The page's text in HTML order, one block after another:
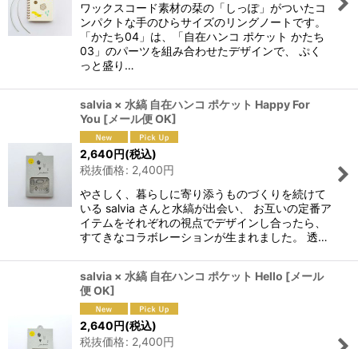
ワックスコード素材の栞の「しっぽ」がついたコ
ンパクトな手のひらサイズのリングノートです。
「かたち04」は、「自在ハンコ ポケット かたち
03」のパーツを組み合わせたデザインで、 ぷく
っと盛り…
salvia × 水縞 自在ハンコ ポケット Happy For
You [メール便 OK]
2,640円(税込)
税抜価格: 2,400円
やさしく、暮らしに寄り添うものづくりを続けて
いる salvia さんと水縞が出会い、 お互いの定番ア
イテムをそれぞれの視点でデザインし合ったら、
すてきなコラボレーションが生まれました。 透…
salvia × 水縞 自在ハンコ ポケット Hello [メール
便 OK]
2,640円(税込)
税抜価格: 2,400円